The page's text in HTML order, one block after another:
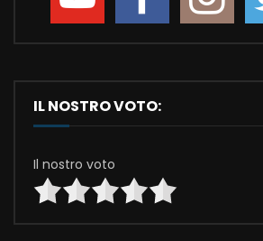
IL NOSTRO VOTO:
Il nostro voto